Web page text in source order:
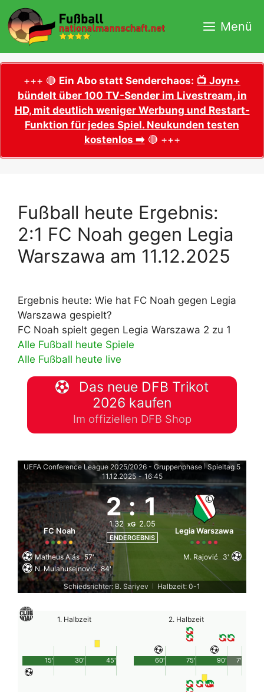
Zum
Inhalt
springen
Menü
+++ 🔴 Ein Abo statt Senderchaos: 📺 Joyn+
bündelt über 100 TV-Sender im Livestream, in
HD, mit deutlich weniger Werbung und Restart-
Funktion für jedes Spiel. Neukunden testen
kostenlos ➡️🔴 +++
Fußball heute Ergebnis:
2:1 FC Noah gegen Legia
Warszawa am 11.12.2025
Ergebnis heute: Wie hat FC Noah gegen Legia
Warszawa gespielt?
FC Noah spielt gegen Legia Warszawa 2 zu 1
Alle Fußball heute Spiele
Alle Fußball heute live
Das neue DFB Trikot
2026 kaufen
Im offiziellen DFB Shop
UEFA Conference League 2025/2026 - Gruppenphase Spieltag 5
11.12.2025 - 16:45
FC Noah
2 : 1
1.32 xG 2.05
ENDERGEBNIS
Legia Warszawa
Matheus Aiás 57'
N. Mulahusejnović 84'
M. Rajović 3'
Schiedsrichter: B. Sariyev Halbzeit: 0-1
1. Halbzeit
45'
15' 30'
2. Halbzeit
90'
60' 75' 7'